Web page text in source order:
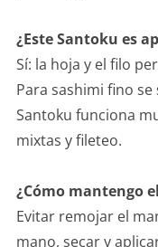
¿Este Santoku es
Sí: la hoja y el filo
Para sashimi fino
Santoku funciona
mixtas y fileteo.
¿Cómo mantengo
Evitar remojar el
mano, secar y